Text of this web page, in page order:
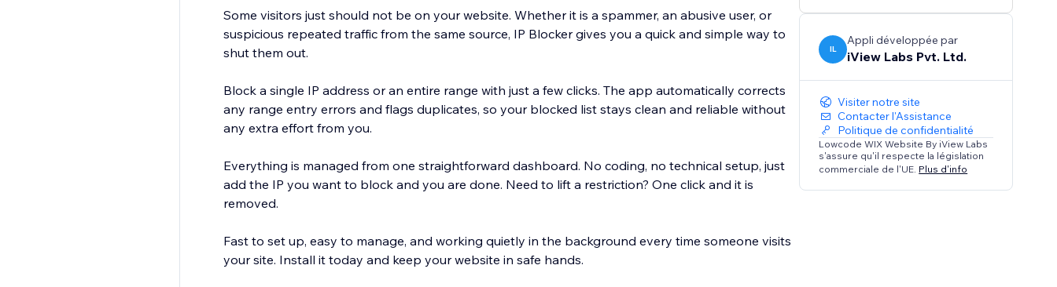
Some visitors just should not be on your website. Whether it is a spammer, an abusive user, or
suspicious repeated traffic from the same source, IP Blocker gives you a quick and simple way to
shut them out.
Block a single IP address or an entire range with just a few clicks. The app automatically corrects
any range entry errors and flags duplicates, so your blocked list stays clean and reliable without
any extra effort from you.
Everything is managed from one straightforward dashboard. No coding, no technical setup, just
add the IP you want to block and you are done. Need to lift a restriction? One click and it is
removed.
Fast to set up, easy to manage, and working quietly in the background every time someone visits
your site. Install it today and keep your website in safe hands.
IL
Appli développée par
iView Labs Pvt. Ltd.
Visiter notre site
Contacter l'Assistance
Politique de confidentialité
Lowcode WIX Website By iView Labs
s'assure qu'il respecte la législation
commerciale de l'UE. Plus d'info